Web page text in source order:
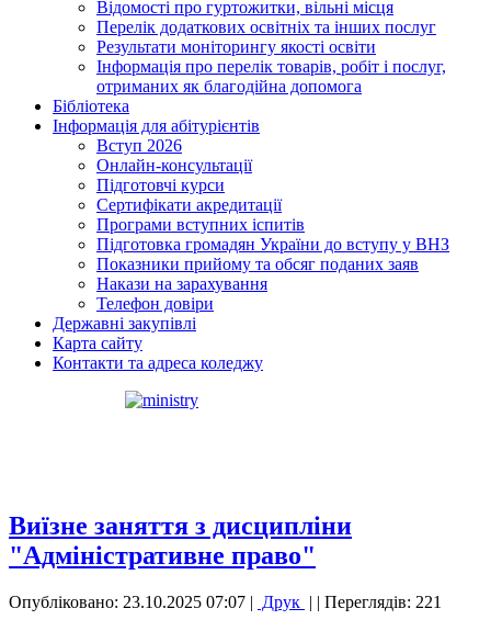
Відомості про гуртожитки, вільні місця
Перелік додаткових освітніх та інших послуг
Результати моніторингу якості освіти
Інформація про перелік товарів, робіт і послуг,
отриманих як благодійна допомога
Бібліотека
Інформація для абітурієнтів
Вступ 2026
Онлайн-консультації
Підготовчі курси
Сертифікати акредитації
Програми вступних іспитів
Підготовка громадян України до вступу у ВНЗ
Показники прийому та обсяг поданих заяв
Накази на зарахування
Телефон довіри
Державні закупівлі
Карта сайту
Контакти та адреса коледжу
Виїзне заняття з дисципліни
"Адміністративне право"
Опубліковано: 23.10.2025 07:07 | Друк | | Переглядів: 221